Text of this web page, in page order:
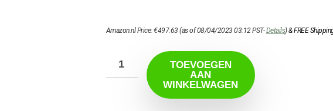
Amazon.nl Price:€497.63 (as of 08/04/2023 03:12 PST-Details)&FREE
TOEVOEGEN
AAN
WINKELWAGEN